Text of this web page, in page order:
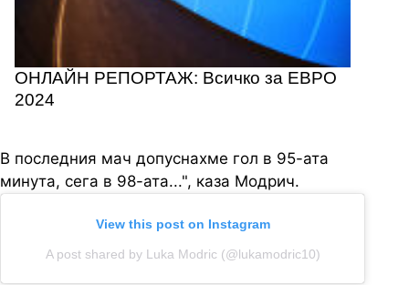
ОНЛАЙН РЕПОРТАЖ: Всичко за ЕВРО
2024
В последния мач допуснахме гол в 95-ата
минута, сега в 98-ата...", каза Модрич.
View this post on Instagram
A post shared by Luka Modric (@lukamodric10)